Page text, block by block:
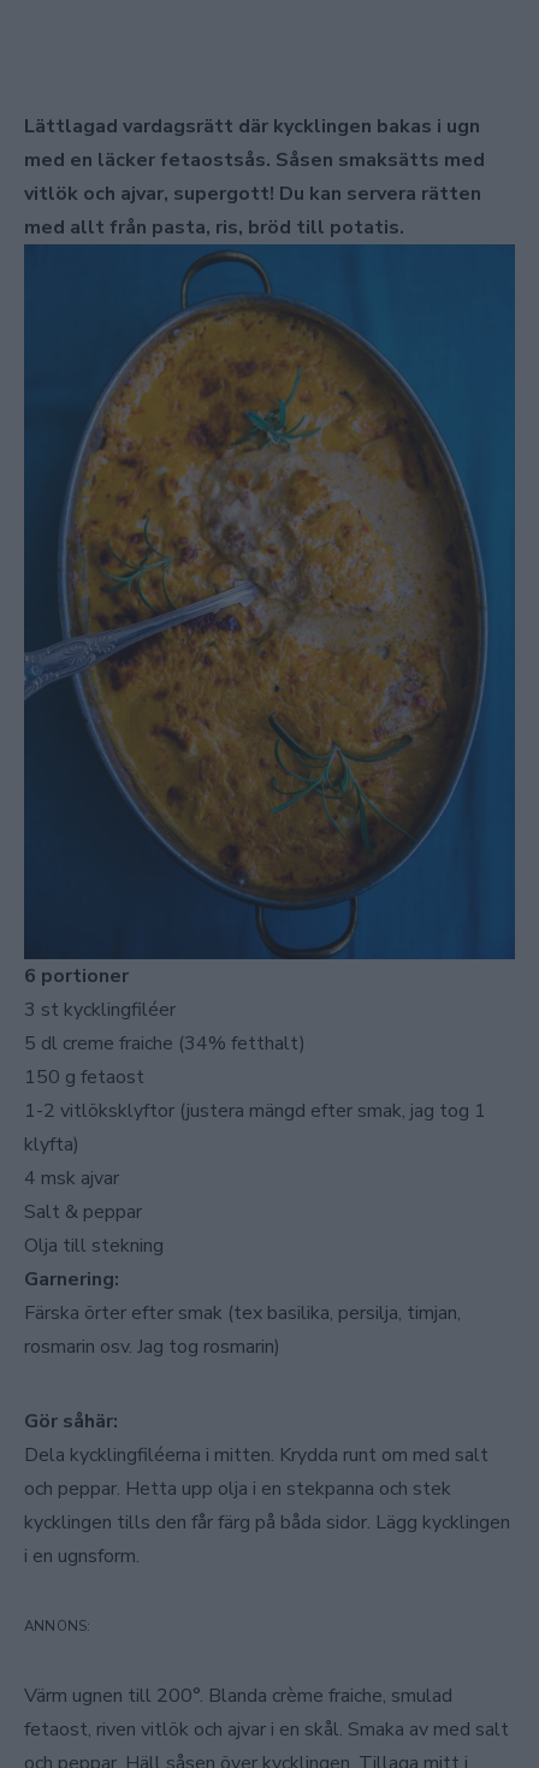
Lättlagad vardagsrätt där kycklingen bakas i ugn
med en läcker fetaostsås. Såsen smaksätts med
vitlök och ajvar, supergott! Du kan servera rätten
med allt från pasta, ris, bröd till potatis.
6 portioner
3 st kycklingfiléer
5 dl creme fraiche (34% fetthalt)
150 g fetaost
1-2 vitlöksklyftor (justera mängd efter smak, jag tog 1
klyfta)
4 msk ajvar
Salt & peppar
Olja till stekning
Garnering:
Färska örter efter smak (tex basilika, persilja, timjan,
rosmarin osv. Jag tog rosmarin)
Gör såhär:
Dela kycklingfiléerna i mitten. Krydda runt om med salt
och peppar. Hetta upp olja i en stekpanna och stek
kycklingen tills den får färg på båda sidor. Lägg kycklingen
i en ugnsform.
Värm ugnen till 200°. Blanda crème fraiche, smulad
fetaost, riven vitlök och ajvar i en skål. Smaka av med salt